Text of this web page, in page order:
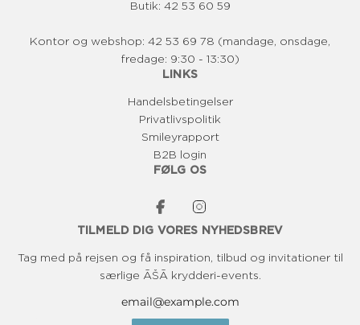
Butik: 42 53 60 59
Kontor og webshop: 42 53 69 78 (mandage, onsdage,
fredage: 9:30 - 13:30)
LINKS
Handelsbetingelser
Privatlivspolitik
Smileyrapport
B2B login
FØLG OS
TILMELD DIG VORES NYHEDSBREV
Tag med på rejsen og få inspiration, tilbud og invitationer til
særlige ĀŠĀ krydderi-events.